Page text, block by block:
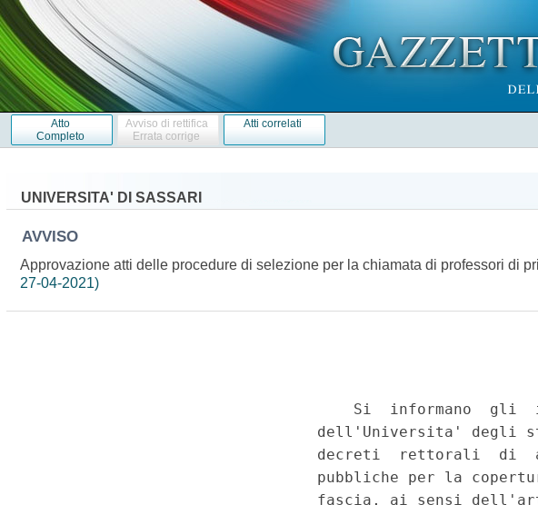
Atto
Completo
Avviso di rettifica
Errata corrige
Atti correlati
UNIVERSITA' DI SASSARI
AVVISO
Approvazione atti delle procedure di selezione per la chiamata di professori di
27-04-2021)